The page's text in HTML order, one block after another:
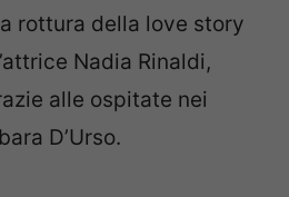
rottura della love story
Nadia Rinaldi,
alle ospitate nei
D’Urso.